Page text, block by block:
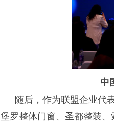
中
随后，作为联盟企业代
堡罗整体门窗、圣都整装